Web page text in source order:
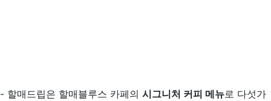
- 할매드립은 할매블루스 카페의 시그니처 커피 메뉴로 다섯가